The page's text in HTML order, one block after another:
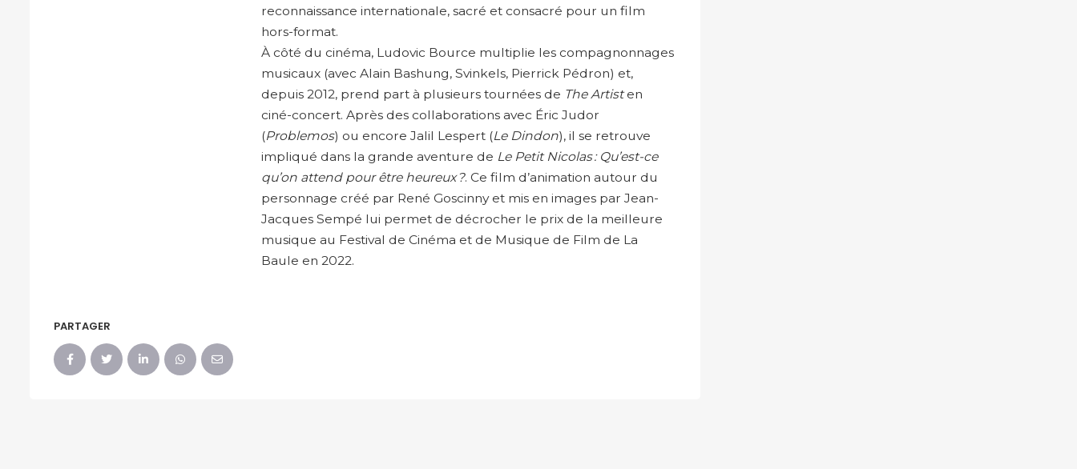
reconnaissance internationale, sacré et consacré pour un film
hors-format.
À côté du cinéma, Ludovic Bource multiplie les compagnonnages
musicaux (avec Alain Bashung, Svinkels, Pierrick Pédron) et,
depuis 2012, prend part à plusieurs tournées de The Artisten
ciné-concert. Après des collaborations avec Éric Judor
(Problemos) ou encore Jalil Lespert (Le Dindon), il se retrouve
impliqué dans la grande aventure de Le Petit Nicolas : Qu’est-ce
qu’on attend pour être heureux ?. Ce film d’animation autour du
personnage créé par René Goscinny et mis en images par Jean-
Jacques Sempé lui permet de décrocher le prix de la meilleure
musique au Festival de Cinéma et de Musique de Film de La
Baule en 2022.
PARTAGER